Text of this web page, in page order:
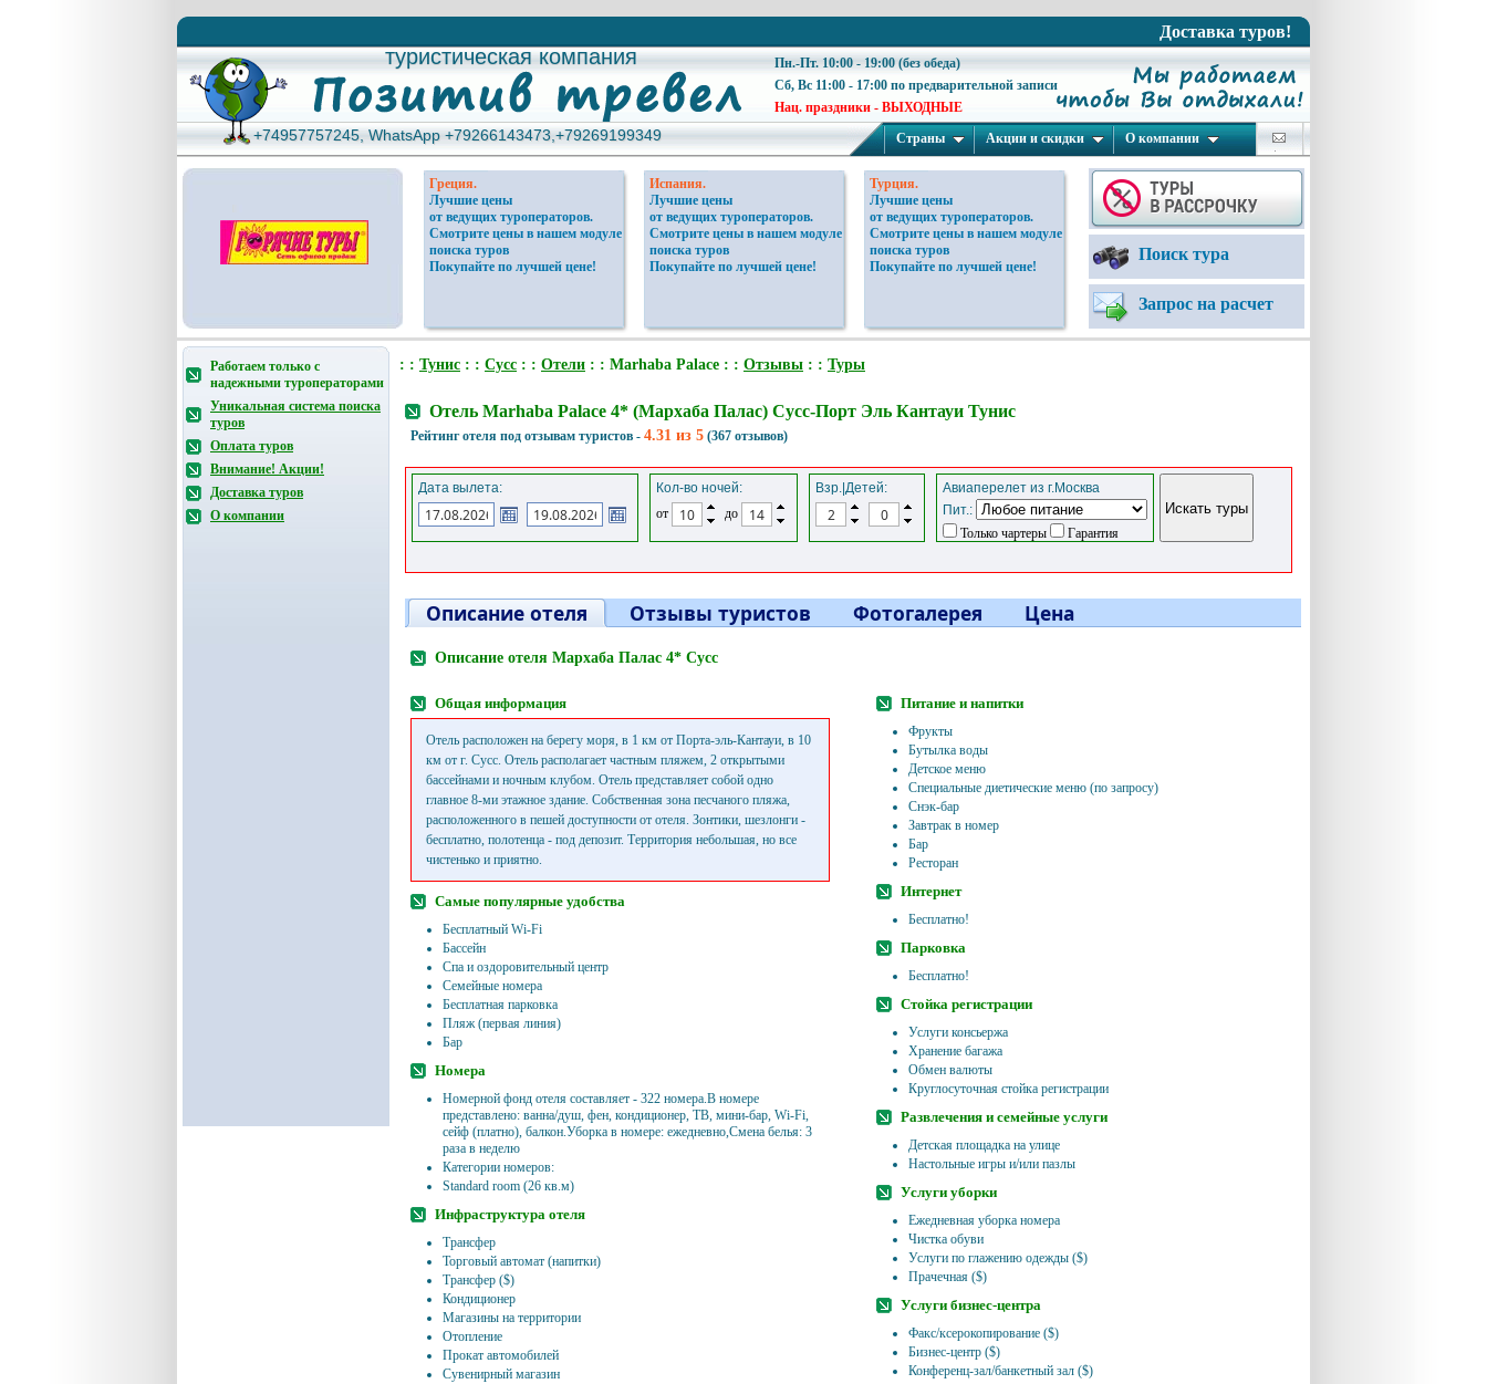
Доставка туров!
туристическая компания
туристическая компания
Пн.-Пт. 10:00 - 19:00 (без обеда)
Сб, Вс 11:00 - 17:00 по предварительной записи
Нац. праздники - ВЫХОДНЫЕ
+74957757245, WhatsApp +79266143473,+79269199349
+74957757245, WhatsApp +79266143473,+79269199349 Страны Акции и скидки О компании
Греция.
Лучшие цены
от ведущих туроператоров.
Смотрите цены в нашем модуле
поиска туров
Покупайте по лучшей цене!
Испания.
Лучшие цены
от ведущих туроператоров.
Смотрите цены в нашем модуле
поиска туров
Покупайте по лучшей цене!
Турция.
Лучшие цены
от ведущих туроператоров.
Смотрите цены в нашем модуле
поиска туров
Покупайте по лучшей цене!
Поиск тура
Запрос на расчет
Работаем только с
надежными туроператорами
Уникальная система поиска
туров
Оплата туров
Внимание! Акции!
Доставка туров
О компании
: : Тунис : : Сусс : : Отели : : Marhaba Palace : : Отзывы : : Туры
Отель Marhaba Palace 4* (Мархаба Палас) Сусс-Порт Эль Кантауи Тунис
Рейтинг отеля под отзывам туристов - 4.31 из 5 (367 отзывов)
Дата вылета:
Кол-во ночей:
от
до
Взр.|Детей:
Авиаперелет из г.Москва
Пит.:
Только чартеры
Гарантия
Описание отеля Отзывы туристов Фотогалерея Цена
Описание отеля Мархаба Палас 4* Сусс
Общая информация
Отель расположен на берегу моря, в 1 км от Порта-эль-Кантауи, в 10
км от г. Сусс. Отель располагает частным пляжем, 2 открытыми
бассейнами и ночным клубом. Отель представляет собой одно
главное 8-ми этажное здание. Собственная зона песчаного пляжа,
расположенного в пешей доступности от отеля. Зонтики, шезлонги -
бесплатно, полотенца - под депозит. Территория небольшая, но все
чистенько и приятно.
Самые популярные удобства
Бесплатный Wi-Fi
Бассейн
Спа и оздоровительный центр
Семейные номера
Бесплатная парковка
Пляж (первая линия)
Бар
Номера
Номерной фонд отеля составляет - 322 номера.В номере
представлено: ванна/душ, фен, кондиционер, ТВ, мини-бар, Wi-Fi,
сейф (платно), балкон.Уборка в номере: ежедневно,Смена белья: 3
раза в неделю
Категории номеров:
Standard room (26 кв.м)
Инфраструктура отеля
Трансфер
Торговый автомат (напитки)
Трансфер ($)
Кондиционер
Магазины на территории
Отопление
Прокат автомобилей
Сувенирный магазин
Питание и напитки
Фрукты
Бутылка воды
Детское меню
Специальные диетические меню (по запросу)
Снэк-бар
Завтрак в номер
Бар
Ресторан
Интернет
Бесплатно!
Парковка
Бесплатно!
Стойка регистрации
Услуги консьержа
Хранение багажа
Обмен валюты
Круглосуточная стойка регистрации
Развлечения и семейные услуги
Детская площадка на улице
Настольные игры и/или пазлы
Услуги уборки
Ежедневная уборка номера
Чистка обуви
Услуги по глажению одежды ($)
Прачечная ($)
Услуги бизнес-центра
Факс/ксерокопирование ($)
Бизнес-центр ($)
Конференц-зал/банкетный зал ($)